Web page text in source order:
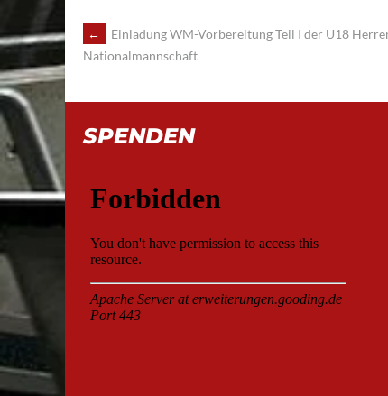
POST
←
Einladung WM-Vorbereitung Teil I der U18
Nationalmannschaft
SPENDEN